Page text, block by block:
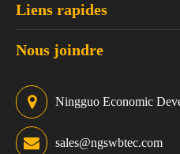
Liens rapides
Nous joindre
Ningguo Economic
sales@ngswbtec.com